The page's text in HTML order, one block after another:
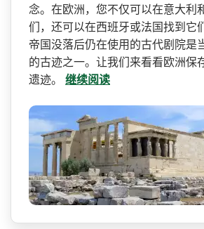
念。在欧洲，您不仅可以在意大利
们，还可以在西班牙或法国找到它
帝国没落后仍在使用的古代剧院是
的古迹之一。让我们来看看欧洲保
遗­迹。 继续阅读